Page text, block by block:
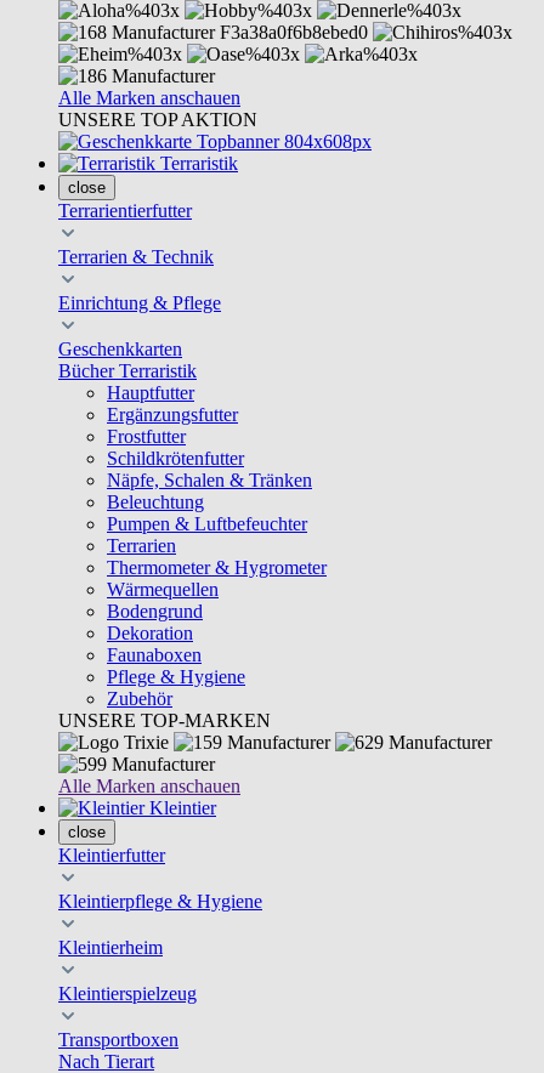
Alle Marken anschauen
UNSERE TOP AKTION
Terraristik
close
Terrarientierfutter
Terrarien & Technik
Einrichtung & Pflege
Geschenkkarten
Bücher Terraristik
Hauptfutter
Ergänzungsfutter
Frostfutter
Schildkrötenfutter
Näpfe, Schalen & Tränken
Beleuchtung
Pumpen & Luftbefeuchter
Terrarien
Thermometer & Hygrometer
Wärmequellen
Bodengrund
Dekoration
Faunaboxen
Pflege & Hygiene
Zubehör
UNSERE TOP-MARKEN
Alle Marken anschauen
Kleintier
close
Kleintierfutter
Kleintierpflege & Hygiene
Kleintierheim
Kleintierspielzeug
Transportboxen
Nach Tierart